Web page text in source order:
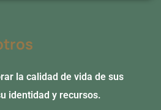
la calidad de vida de sus
identidad y recursos.